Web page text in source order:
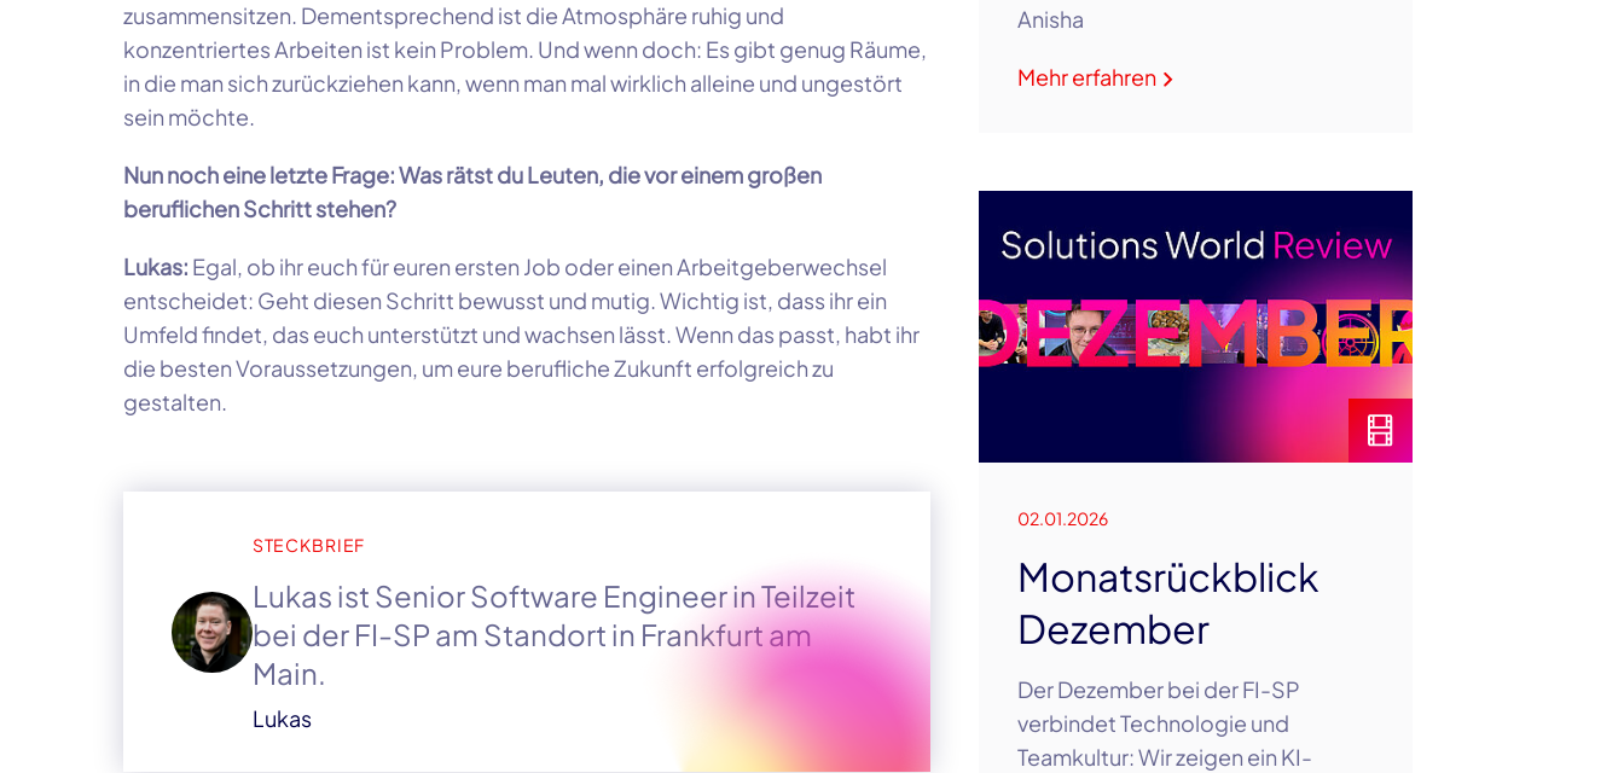
zusammensitzen. Dementsprechend ist die Atmosphäre ruhig und
konzentriertes Arbeiten ist kein Problem. Und wenn doch: Es gibt genug Räume,
in die man sich zurückziehen kann, wenn man mal wirklich alleine und ungestört
sein möchte.
Nun noch eine letzte Frage: Was rätst du Leuten, die vor einem großen
beruflichen Schritt stehen?
Lukas: Egal, ob ihr euch für euren ersten Job oder einen Arbeitgeberwechsel
entscheidet: Geht diesen Schritt bewusst und mutig. Wichtig ist, dass ihr ein
Umfeld findet, das euch unterstützt und wachsen lässt. Wenn das passt, habt ihr
die besten Voraussetzungen, um eure berufliche Zukunft erfolgreich zu
gestalten.
STECKBRIEF
Lukas ist Senior Software Engineer in Teilzeit
bei der FI-SP am Standort in Frankfurt am
Main.
Lukas
Anisha
Mehr erfahren
02.01.2026
Monatsrückblick
Dezember
Der Dezember bei der FI-SP
verbindet Technologie und
Teamkultur: Wir zeigen ein KI-